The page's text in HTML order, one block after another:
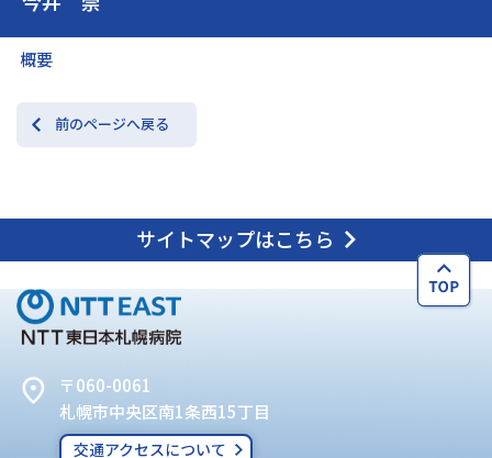
概要
前のページへ戻る
サイトマップはこちら
〒060-0061
札幌市中央区南1条西15丁目
交通アクセスについて